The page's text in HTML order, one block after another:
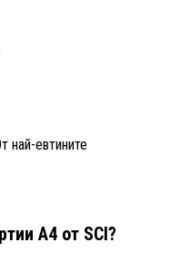
най-евтините
A4 от SCI?